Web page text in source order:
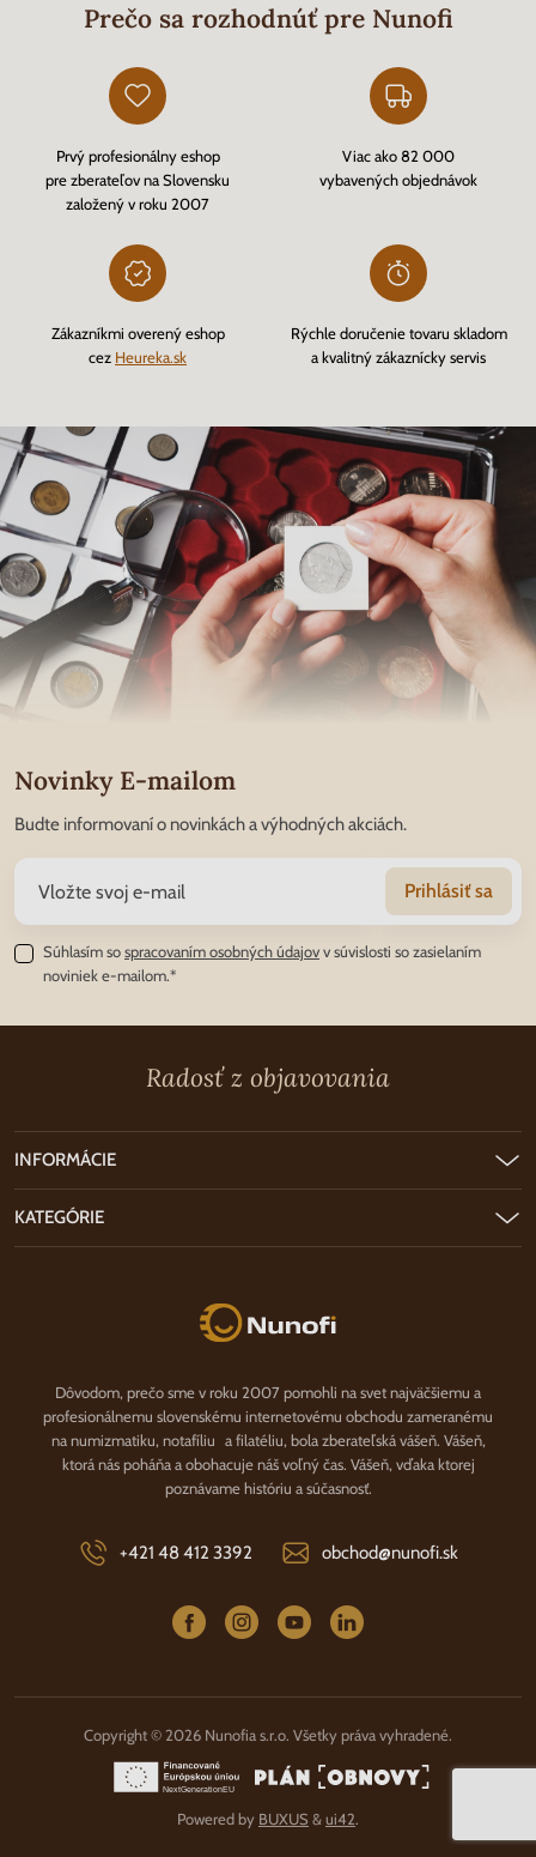
Prečo sa rozhodnúť pre Nunofi
Prvý profesionálny eshop
pre zberateľov na Slovensku
založený v roku 2007
Viac ako 82 000
vybavených objednávok
Zákazníkmi overený eshop
cez Heureka.sk
Rýchle doručenie tovaru skladom
a kvalitný zákaznícky servis
Novinky E-mailom
Budte informovaní o novinkách a výhodných akciách.
Prihlásiť sa
Súhlasím sospracovaním osobných údajovv súvislosti so zasielaním
noviniek e-mailom.*
Radosť z objavovania
Nunofi.sk
Dôvodom, prečo sme v roku 2007 pomohli na svet najväčšiemu a
profesionálnemu slovenskému internetovému obchodu zameranému
na numizmatiku, notafíliu a filatéliu, bola zberateľská vášeň. Vášeň,
ktorá nás poháňa a obohacuje náš voľný čas. Vášeň, vďaka ktorej
poznávame históriu a súčasnosť.
+421 48 412 3392 obchod@nunofi.sk
INFORMÁCIE
KATEGÓRIE
Copyright © 2026 Nunofia s.r.o. Všetky práva vyhradené.
Powered by BUXUS &ui42.